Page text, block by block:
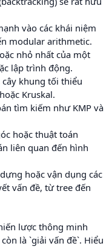
vào các khái niệm
modular arithmetic.
nhỏ nhất của một
lập trình động.
khung tối thiểu
Kruskal.
tìm kiếm như KMP và
hoặc thuật toán
liên quan đến hình
hoặc vận dụng các
vấn đề, từ tree đến
lược thông minh
là `giải vấn đề`. Hiểu